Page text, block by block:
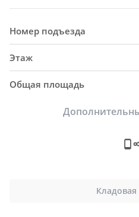
Номер подъезда
Этаж
Общая площадь